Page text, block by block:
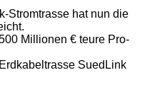
Strom­tras­se hat nun die
Mil­lio­nen € teu­re Pro­
Sued­Link